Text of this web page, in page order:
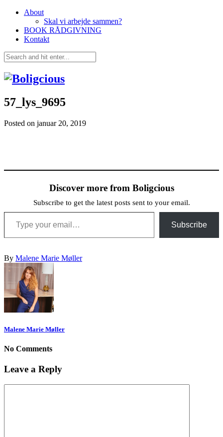
About
Skal vi arbejde sammen?
BOOK RÅDGIVNING
Kontakt
57_lys_9695
Posted on januar 20, 2019
Discover more from Boligcious
Subscribe to get the latest posts sent to your email.
Type your email…
Subscribe
By Malene Marie Møller
Malene Marie Møller
No Comments
Leave a Reply